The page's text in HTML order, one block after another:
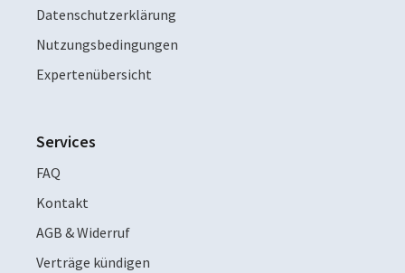
Datenschutzerklärung
Nutzungsbedingungen
Expertenübersicht
Services
FAQ
Kontakt
AGB & Widerruf
Verträge kündigen